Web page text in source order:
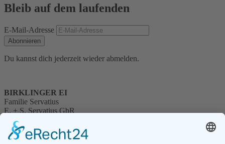
Bleib auf dem laufenden
E-Mail-Adresse
Abonnieren
Du kannst dich jederzeit wieder abmelden.
BIRKLINGER EI
Familie Servatius
E. + S. Servatius GbR
Klostergasse 2
97346 Birklingen